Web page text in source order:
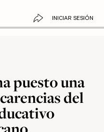
INICIAR SESIÓN
puesto una
del